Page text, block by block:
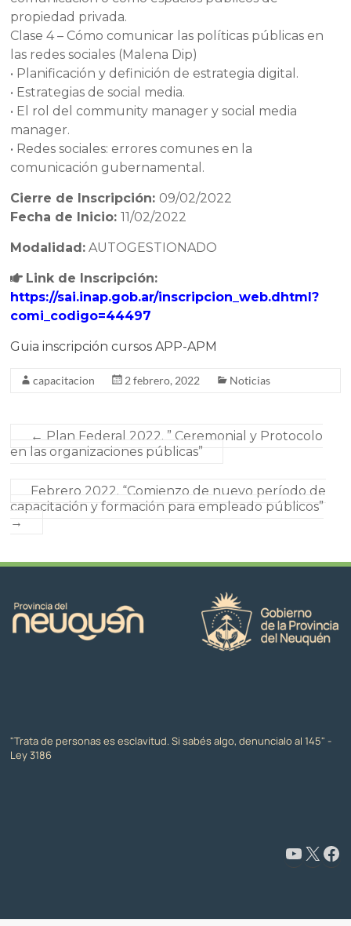
propiedad privada.
Clase 4 – Cómo comunicar las políticas públicas en
las redes sociales (Malena Dip)
• Planificación y definición de estrategia digital.
• Estrategias de social media.
• El rol del community manager y social media
manager.
• Redes sociales: errores comunes en la
comunicación gubernamental.
Cierre de Inscripción: 09/02/2022
Fecha de Inicio:11/02/2022
Modalidad: AUTOGESTIONADO
Link de Inscripción:
https://sai.inap.gob.ar/inscripcion_web.dhtml?
comi_codigo=44497
Guia inscripción cursos APP-APM
capacitacion 2 febrero, 2022 Noticias
← Plan Federal 2022. ” Ceremonial y Protocolo
en las organizaciones públicas”
Febrero 2022. “Comienzo de nuevo período de
capacitación y formación para empleado públicos”
→
"Trata de personas es esclavitud. Si sabés algo, denuncialo al 145" -
Ley 3186
www.youtube.com/@CapacitaciónyFormaciónNeuquén X Facebook